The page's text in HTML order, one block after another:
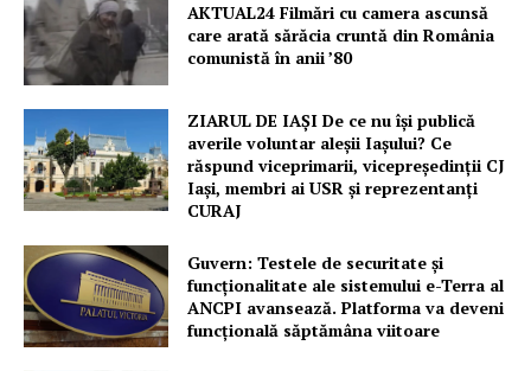
AKTUAL24 Filmări cu camera ascunsă
care arată sărăcia cruntă din România
comunistă în anii ’80
ZIARUL DE IAȘI De ce nu își publică
averile voluntar aleșii Iașului? Ce
răspund viceprimarii, vicepreședinții CJ
Iași, membri ai USR și reprezentanți
CURAJ
Guvern: Testele de securitate și
funcționalitate ale sistemului e-Terra al
ANCPI avansează. Platforma va deveni
funcțională săptămâna viitoare